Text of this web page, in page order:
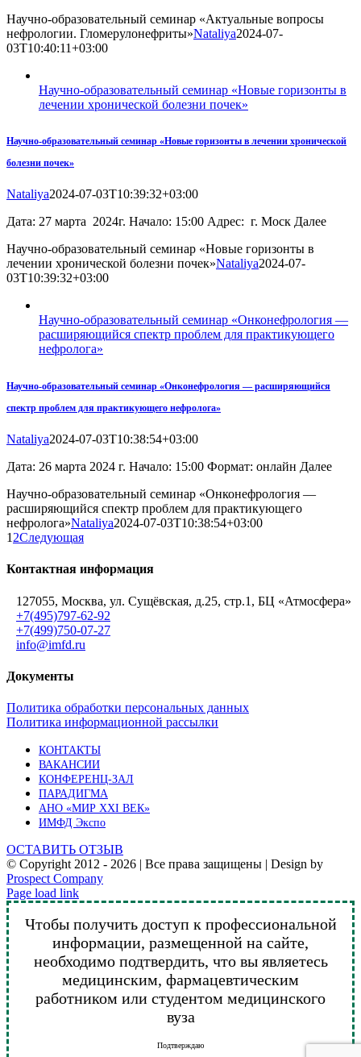
Научно-образовательный семинар «Актуальные вопросы
нефрологии. Гломерулонефриты»Nataliya2024-07-
03T10:40:11+03:00
Научно-образовательный семинар «Новые горизонты в
лечении хронической болезни почек»
Научно-образовательный семинар «Новые горизонты в лечении хронической
болезни почек»
Nataliya2024-07-03T10:39:32+03:00
Дата: 27 марта 2024г. Начало: 15:00 Адрес: г. Моск Далее
Научно-образовательный семинар «Новые горизонты в
лечении хронической болезни почек»Nataliya2024-07-
03T10:39:32+03:00
Научно-образовательный семинар «Онконефрология —
расширяющийся спектр проблем для практикующего
нефролога»
Научно-образовательный семинар «Онконефрология — расширяющийся
спектр проблем для практикующего нефролога»
Nataliya2024-07-03T10:38:54+03:00
Дата: 26 марта 2024 г. Начало: 15:00 Формат: онлайн Далее
Научно-образовательный семинар «Онконефрология —
расширяющийся спектр проблем для практикующего
нефролога»Nataliya2024-07-03T10:38:54+03:00
1 2Следующая
Контактная информация
127055, Москва, ул. Сущёвская, д.25, стр.1, БЦ «Атмосфера»
+7(495)797-62-92
+7(499)750-07-27
info@imfd.ru
Документы
Политика обработки персональных данных
Политика информационной рассылки
КОНТАКТЫ
ВАКАНСИИ
КОНФЕРЕНЦ-ЗАЛ
ПАРАДИГМА
АНО «МИР XXI ВЕК»
ИМФД Экспо
ОСТАВИТЬ ОТЗЫВ
© Copyright 2012 - 2026 | Все права защищены | Design by
Prospect Company
Vk
Telegram
YouTube
Email
Page load link
Чтобы получить доступ к профессиональной
информации, размещенной на сайте,
необходимо подтвердить, что вы являетесь
медицинским, фармацевтическим
работником или студентом медицинского
вуза
Подтверждаю